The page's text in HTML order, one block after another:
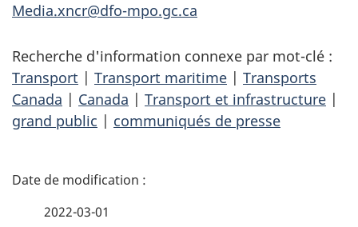
Media.xncr@dfo-mpo.gc.ca
Recherche d'information connexe par mot-clé :
Transport | Transport maritime | Transports
Canada | Canada | Transport et infrastructure |
grand public | communiqués de presse
D
2022-03-01